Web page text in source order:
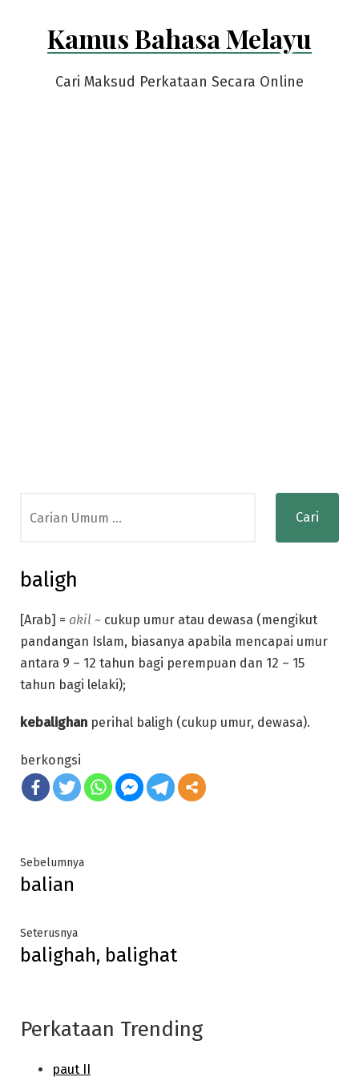
Kamus Bahasa Melayu
Cari Maksud Perkataan Secara Online
for:
baligh
[Arab] = akil ~ cukup umur atau dewasa (mengikut
pandangan Islam, biasanya apabila mencapai umur
antara 9 – 12 tahun bagi perempuan dan 12 – 15
tahun bagi lelaki);
kebalighan perihal baligh (cukup umur, dewasa).
berkongsi
Post
navigation
SebelumnyaPrevious
balian
SeterusnyaNext
post:
balighah, balighat
Perkataan Trending